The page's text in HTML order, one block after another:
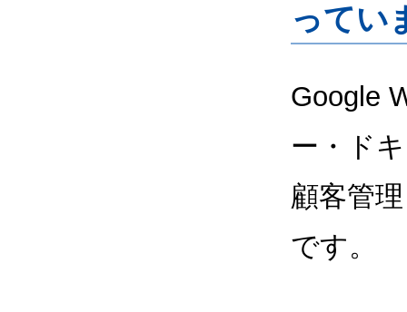
ってい
Google
ー・ド
顧客管
です。